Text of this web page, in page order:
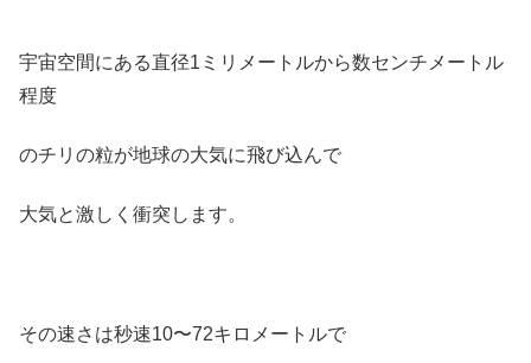
宇宙空間にある直径1ミリメートルから数センチメートル
程度
のチリの粒が地球の大気に飛び込んで
大気と激しく衝突します。
その速さは秒速10〜72キロメートルで